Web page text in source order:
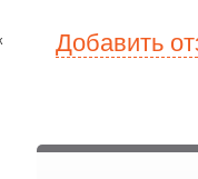
Добавить